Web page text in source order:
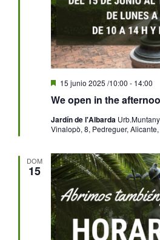
We open in the
Destacado
15 junio 2025 /10:00 - 14:00
Jardín de l'Albarda
Vinalopò, 8, Pedreguer,
DOM
15